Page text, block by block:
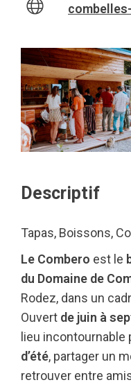
Descriptif
Tapas, Boissons,
Le Combero est le
du Domaine de
Rodez, dans un
Ouvert de juin à
lieu
d’été, partager un
retrouver entre